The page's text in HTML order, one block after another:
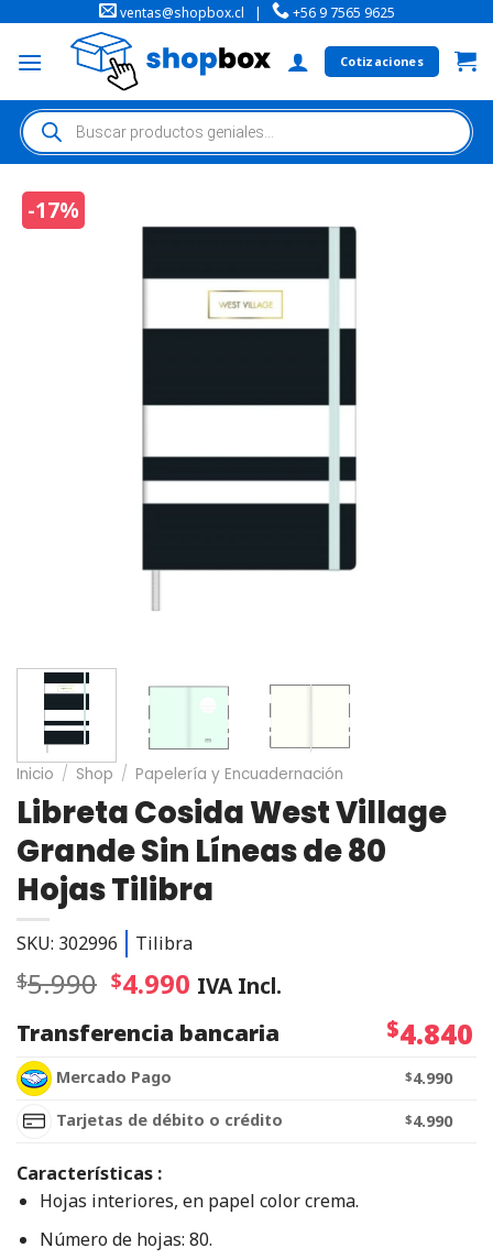
ventas@shopbox.cl | +56 9 7565 9625
Cotizaciones
-17%
Inicio / Shop / Papelería y Encuadernación
Libreta Cosida West Village
Grande Sin Líneas de 80
Hojas Tilibra
SKU: 302996 Tilibra
$5.990 $4.990 IVA Incl.
Transferencia bancaria
$4.840
Mercado Pago $4.990
Tarjetas de débito o crédito $4.990
Características :
Hojas interiores, en papel color crema.
Número de hojas: 80.